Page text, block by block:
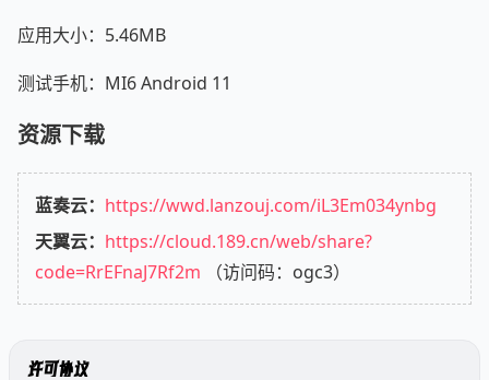
应用大小：5.46MB
测试手机：MI6 Android 11
资源下载
蓝奏云： https://wwd.lanzouj.com/iL3Em034ynbg
天翼云： https://cloud.189.cn/web/share?
code=RrEFnaJ7Rf2m （访问码：ogc3）
许可协议